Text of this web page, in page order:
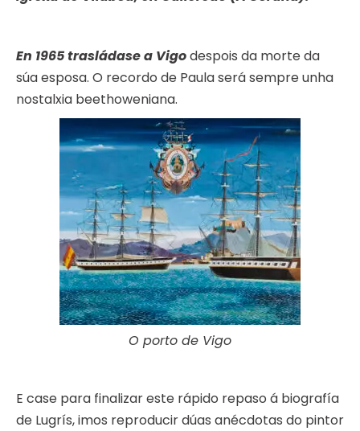
En 1965 trasládase a Vigodespois da morte da
súa esposa. O recordo de Paula será sempre unha
nostalxia beethoweniana.
O porto de Vigo
E case para finalizar este rápido repaso á biografía
de Lugrís, imos reproducir dúas anécdotas do pintor